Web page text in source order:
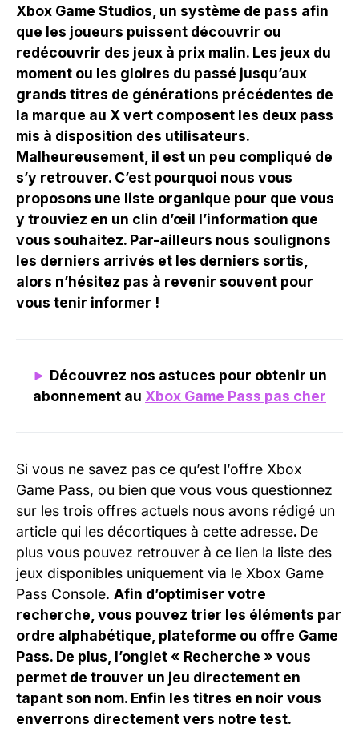
Xbox Game Studios, un système de pass afin
que les joueurs puissent découvrir ou
redécouvrir des jeux à prix malin. Les jeux du
moment ou les gloires du passé jusqu’aux
grands titres de générations précédentes de
la marque au X vert composent les deux pass
mis à disposition des utilisateurs.
Malheureusement, il est un peu compliqué de
s’y retrouver. C’est pourquoi nous vous
proposons une liste organique pour que vous
y trouviez en un clin d’œil l’information que
vous souhaitez. Par-ailleurs nous soulignons
les derniers arrivés et les derniers sortis,
alors n’hésitez pas à revenir souvent pour
vous tenir informer !
► Découvrez nos astuces pour obtenir un
abonnement au Xbox Game Pass pas cher
Si vous ne savez pas ce qu’est l’offre Xbox
Game Pass, ou bien que vous vous questionnez
sur les trois offres actuels nous avons rédigé un
article qui les décortiques à cette adresse. De
plus vous pouvez retrouver à ce lien la liste des
jeux disponibles uniquement via le Xbox Game
Pass Console. Afin d’optimiser votre
recherche, vous pouvez trier les éléments par
ordre alphabétique, plateforme ou offre Game
Pass. De plus, l’onglet « Recherche » vous
permet de trouver un jeu directement en
tapant son nom. Enfin les titres en noir vous
enverrons directement vers notre test.